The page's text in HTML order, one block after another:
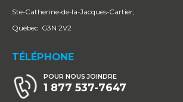
Ste-Catherine-de-la-Jacques-Cartier,
Québec G3N 2V2
TÉLÉPHONE
POUR NOUS JOINDRE
1 877 537-7647